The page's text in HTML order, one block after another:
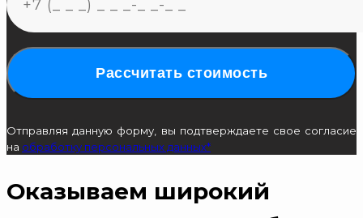
Рассчитать стоимость
Отправляя данную форму, вы подтверждаете свое согласие
на обработку персональных данных*
Оказываем широкий